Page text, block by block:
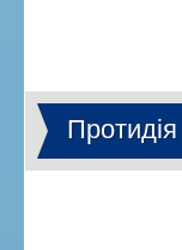
Протидія